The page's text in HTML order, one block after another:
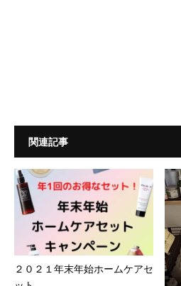
関連記事
２０２１年末年始ホームケアセ